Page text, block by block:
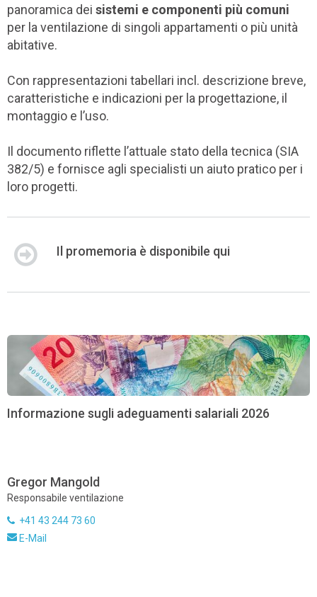
panoramica dei sistemi e componenti più comuni
per la ventilazione di singoli appartamenti o più unità
abitative.
Con rappresentazioni tabellari incl. descrizione breve,
caratteristiche e indicazioni per la progettazione, il
montaggio e l’uso.
Il documento riflette l’attuale stato della tecnica (SIA
382/5) e fornisce agli specialisti un aiuto pratico per i
loro progetti.
Il promemoria è disponibile qui
Informazione sugli adeguamenti salariali 2026
Gregor Mangold
Responsabile ventilazione
+41 43 244 73 60
E-Mail